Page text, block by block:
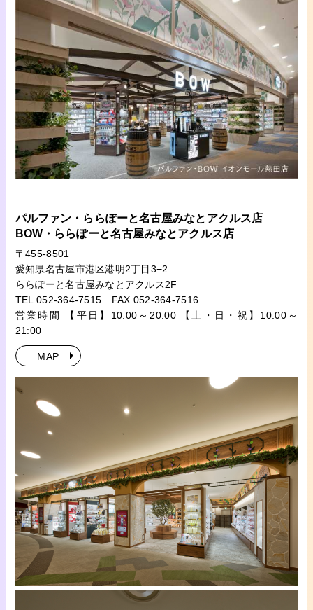
パルファン・ららぽーと名古屋みなとアクルス店
BOW・ららぽーと名古屋みなとアクルス店
〒455-8501
愛知県名古屋市港区港明2丁目3−2
ららぽーと名古屋みなとアクルス2F
TEL 052-364-7515 FAX 052-364-7516
営業時間 【平日】10:00～20:00 【土・日・祝】10:00～
21:00
MAP